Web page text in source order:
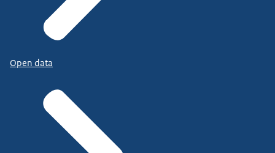
Open data